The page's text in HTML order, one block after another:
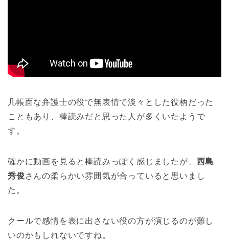
几帳面な弁護士の役で無表情で淡々とした役柄だった
こともあり、棒読みだと思った人が多くいたようで
す。
確かに動画を見ると棒読みっぽく感じましたが、 西島
秀俊 さんの柔らかい雰囲気が合っていると思いまし
た。
クールで感情を表に出さない役の方が演じるのが難し
いのかもしれないですね。